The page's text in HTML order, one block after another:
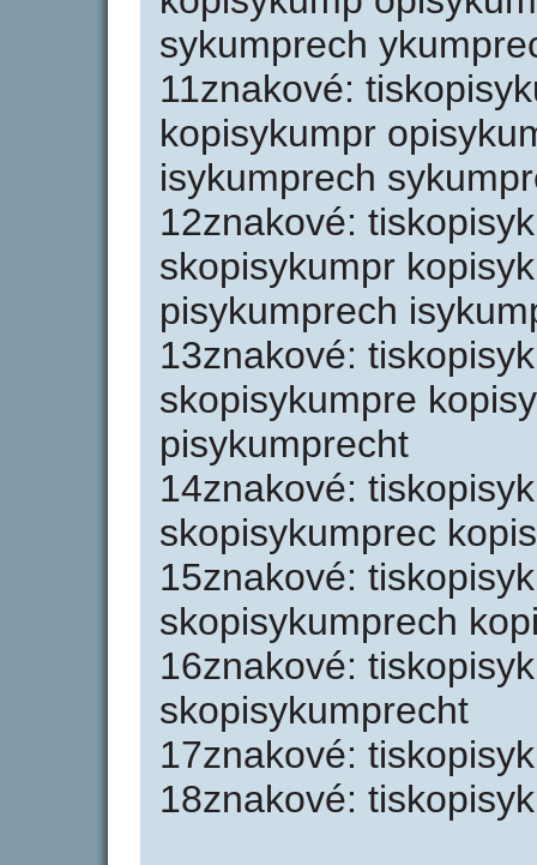
sykumprech
11znakové:
kopisykumpr
isykumprech
12znakové:
skopisykumpr
pisykumprech
13znakové:
skopisykumpre
pisykumprecht
14znakové:
skopisykumprec
15znakové:
skopisykumprech
16znakové:
skopisykumprecht
17znakové:
18znakové: